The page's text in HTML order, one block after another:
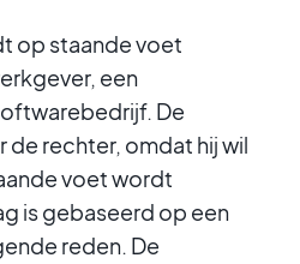
op staande voet
een
De
de rechter, omdat hij wil
voet wordt
is gebaseerd op een
reden. De